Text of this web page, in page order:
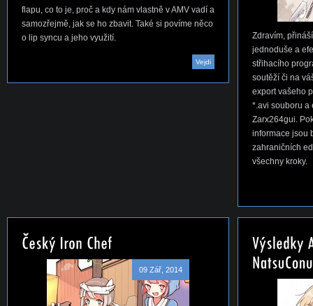
flapu, co to je, proč a kdy nám vlastně v AMV vadí a
samozřejmě, jak se ho zbavit. Také si povíme něco
o lip syncu a jeho využití.
Vejdi
Zdravím,
jednoduše a
střihacího
soutěží či na
export vašeho
*.avi souboru a
Zarx264gui.
informace jsou
zahraničních
všechny kroky.
09 Zář, 2014